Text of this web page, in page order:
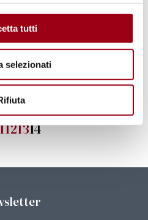
tutti
selezionati
– 12 giugno
121314